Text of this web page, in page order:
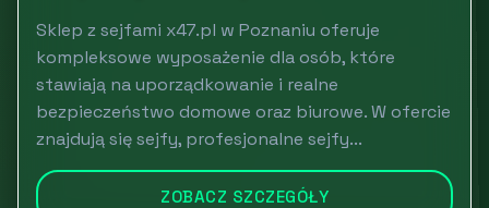
Sklep z sejfami x47.pl w Poznaniu oferuje
kompleksowe wyposażenie dla osób, które
stawiają na uporządkowanie i realne
bezpieczeństwo domowe oraz biurowe. W ofercie
znajdują się sejfy, profesjonalne sejfy...
ZOBACZ SZCZEGÓŁY